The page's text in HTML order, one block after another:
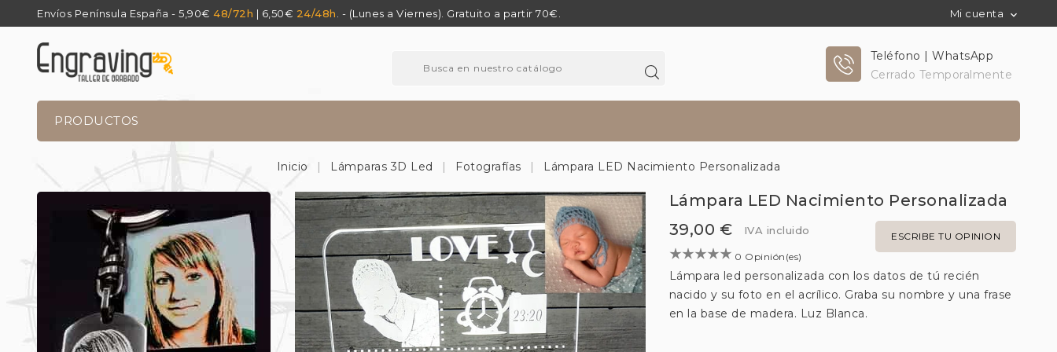
Envíos Península España - 5,90€ 48/72h | 6,50€ 24/48h . - (Lunes a Viernes). Gratuito a partir 70€. Mi cuenta 
Teléfono | WhatsApp
Cerrado Temporalmente
PRODUCTOS
Inicio Lámparas 3D Led Fotografías Lámpara LED Nacimiento Personalizada
Lámpara LED Nacimiento Personalizada
39,00 €
ESCRIBE TU OPINION
IVA incluido
0 Opinión(es)
Lámpara led personalizada con los datos de tú recién
nacido y su foto en el acrílico. Graba su nombre y una frase
en la base de madera. Luz Blanca.